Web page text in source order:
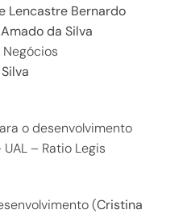
Lencastre Bernardo
da Silva
o desenvolvimento
UAL – Ratio Legis
(Cristina